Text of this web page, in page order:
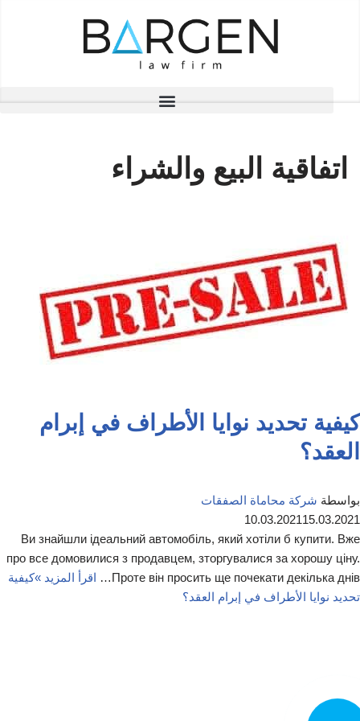
اتفاقية البيع والشراء
كيفية تحديد نوايا الأطراف في إبرام
العقد؟
بواسطة شركة محاماة الصفقات
10.03.202115.03.2021
Ви знайшли ідеальний автомобіль, який хотіли б купити. Вже
про все домовилися з продавцем, зторгувалися за хорошу ціну.
Проте він просить ще почекати декілька днів…
اقرأ المزيد »كيفية
تحديد نوايا الأطراف في إبرام العقد؟